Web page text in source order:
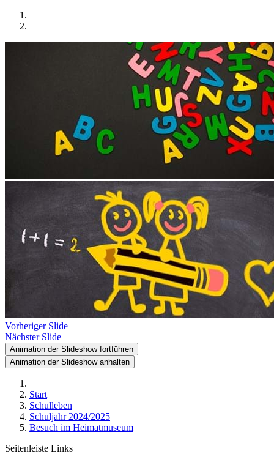
Vorheriger Slide
Nächster Slide
Animation der Slideshow fortführen
Animation der Slideshow anhalten
Start
Schulleben
Schuljahr 2024/2025
Besuch im Heimatmuseum
Seitenleiste Links